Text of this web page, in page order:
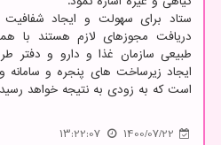
ستاد برای سهولت و ایجاد شفافیت
دریافت مجوزهای لازم هستند با
طبیعی سازمان غذا و دارو و دفتر
ایجاد زیرساخت های پنجره و سامانه
است که به زودی به نتیجه خواهد
1400/07/22
13:22:07